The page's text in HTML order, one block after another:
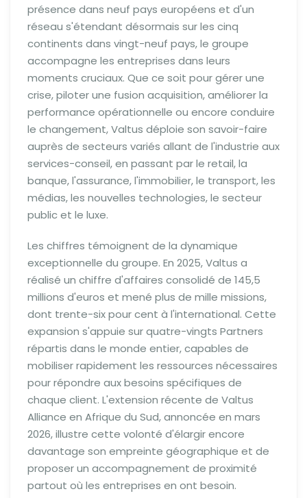
présence dans neuf pays européens et d'un
réseau s'étendant désormais sur les cinq
continents dans vingt-neuf pays, le groupe
accompagne les entreprises dans leurs
moments cruciaux. Que ce soit pour gérer une
crise, piloter une fusion acquisition, améliorer la
performance opérationnelle ou encore conduire
le changement, Valtus déploie son savoir-faire
auprès de secteurs variés allant de l'industrie aux
services-conseil, en passant par le retail, la
banque, l'assurance, l'immobilier, le transport, les
médias, les nouvelles technologies, le secteur
public et le luxe.
Les chiffres témoignent de la dynamique
exceptionnelle du groupe. En 2025, Valtus a
réalisé un chiffre d'affaires consolidé de 145,5
millions d'euros et mené plus de mille missions,
dont trente-six pour cent à l'international. Cette
expansion s'appuie sur quatre-vingts Partners
répartis dans le monde entier, capables de
mobiliser rapidement les ressources nécessaires
pour répondre aux besoins spécifiques de
chaque client. L'extension récente de Valtus
Alliance en Afrique du Sud, annoncée en mars
2026, illustre cette volonté d'élargir encore
davantage son empreinte géographique et de
proposer un accompagnement de proximité
partout où les entreprises en ont besoin.